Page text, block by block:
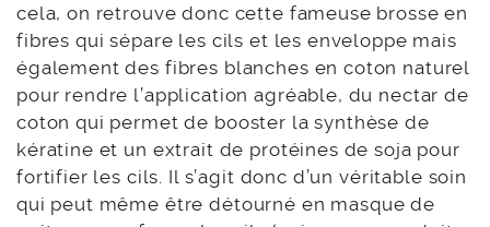
cela, on retrouve donc cette fameuse brosse en
fibres qui sépare les cils et les enveloppe mais
également des fibres blanches en coton naturel
pour rendre l’application agréable, du nectar de
coton qui permet de booster la synthèse de
kératine et un extrait de protéines de soja pour
fortifier les cils. Il s’agit donc d’un véritable soin
qui peut même être détourné en masque de